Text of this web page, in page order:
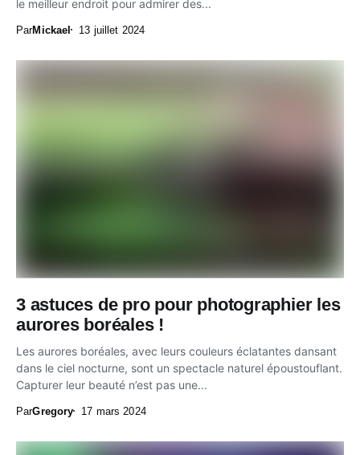
le meilleur endroit pour admirer des...
ParMickael 13 juillet 2024
3 astuces de pro pour photographier les
aurores boréales !
Les aurores boréales, avec leurs couleurs éclatantes dansant
dans le ciel nocturne, sont un spectacle naturel époustouflant.
Capturer leur beauté n’est pas une...
ParGregory 17 mars 2024